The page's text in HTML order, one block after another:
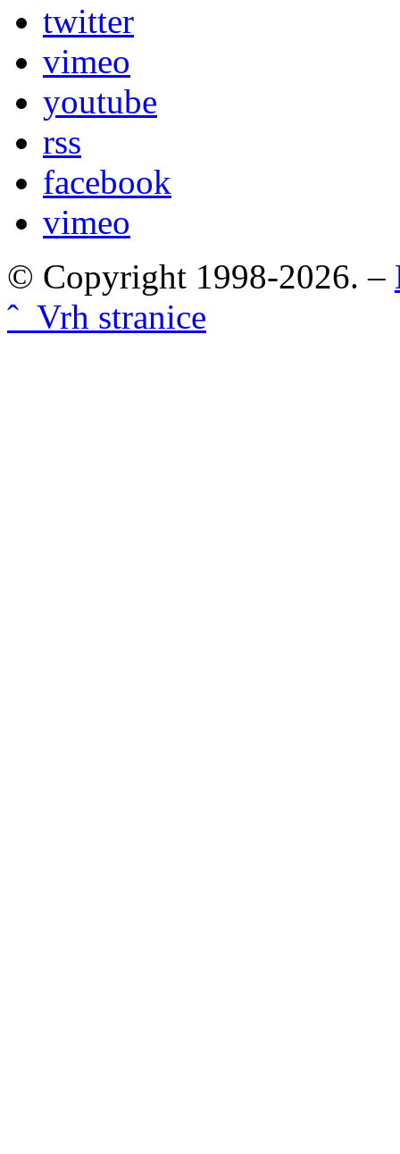
twitter
vimeo
youtube
rss
facebook
vimeo
© Copyright 1998-2026. –
ˆ Vrh stranice